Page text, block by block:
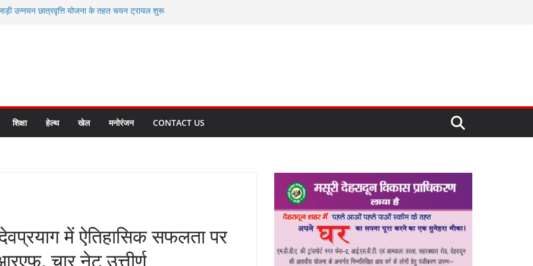
उन्नयन छात्रवृत्ति योजना के तहत चयन ट्रायल शुरू
आपदा मित्र कैडेट्स का हुआ है चयन
की सबसे बड़ी ताकत : मुख्यमंत्री पुष्कर सिंह धामी
बनाने के संकल्प को करना होगा साकार- मुख्यमंत्री
शिक्षा हेल्थ खेल मनोरंजन CONTACT US
में ऐतिहासिक सफलता पर
चार नेट उत्तीर्ण